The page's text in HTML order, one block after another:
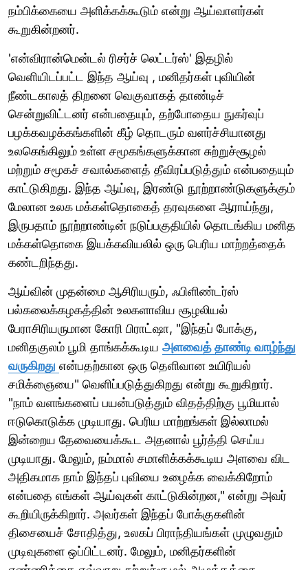
நம்பிக்கையை அளிக்கக்கூடும் என்று ஆய்வாளர்கள்
கூறுகின்றனர்.
'என்விரான்மென்டல் ரிசர்ச் லெட்டர்ஸ்' இதழில்
வெளியிடப்பட்ட இந்த ஆய்வு , மனிதர்கள் புவியின்
நீண்டகாலத் திறனை வெகுவாகத் தாண்டிச்
சென்றுவிட்டனர் என்பதையும், தற்போதைய நுகர்வுப்
பழக்கவழக்கங்களின் கீழ் தொடரும் வளர்ச்சியானது
உலகெங்கிலும் உள்ள சமூகங்களுக்கான சுற்றுச்சூழல்
மற்றும் சமூகச் சவால்களைத் தீவிரப்படுத்தும் என்பதையும்
காட்டுகிறது. இந்த ஆய்வு, இரண்டு நூற்றாண்டுகளுக்கும்
மேலான உலக மக்கள்தொகைத் தரவுகளை ஆராய்ந்து,
இருபதாம் நூற்றாண்டின் நடுப்பகுதியில் தொடங்கிய மனித
மக்கள்தொகை இயக்கவியலில் ஒரு பெரிய மாற்றத்தைக்
கண்டறிந்தது.
ஆய்வின் முதன்மை ஆசிரியரும், ஃபிளிண்டர்ஸ்
பல்கலைக்கழகத்தின் உலகளாவிய சூழலியல்
பேராசிரியருமான கோரி பிராட்ஷா, "இந்தப் போக்கு,
மனிதகுலம் பூமி தாங்கக்கூடிய அளவைத் தாண்டி வாழ்ந்து
வருகிறது என்பதற்கான ஒரு தெளிவான உயிரியல்
சமிக்ஞையை" வெளிப்படுத்துகிறது என்று கூறுகிறார்.
"நாம் வளங்களைப் பயன்படுத்தும் விதத்திற்கு பூமியால்
ஈடுகொடுக்க முடியாது. பெரிய மாற்றங்கள் இல்லாமல்
இன்றைய தேவையைக்கூட அதனால் பூர்த்தி செய்ய
முடியாது. மேலும், நம்மால் சமாளிக்கக்கூடிய அளவை விட
அதிகமாக நாம் இந்தப் புவியை உழைக்க வைக்கிறோம்
என்பதை எங்கள் ஆய்வுகள் காட்டுகின்றன," என்று அவர்
கூறியிருக்கிறார். அவர்கள் இந்தப் போக்குகளின்
திசையைச் சோதித்து, உலகப் பிராந்தியங்கள் முழுவதும்
முடிவுகளை ஒப்பிட்டனர். மேலும், மனிதர்களின்